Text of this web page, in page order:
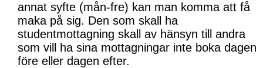
annat syfte (mån-fre) kan man komma att få
maka på sig. Den som skall ha
studentmottagning skall av hänsyn till andra
som vill ha sina mottagningar inte boka dagen
före eller dagen efter.